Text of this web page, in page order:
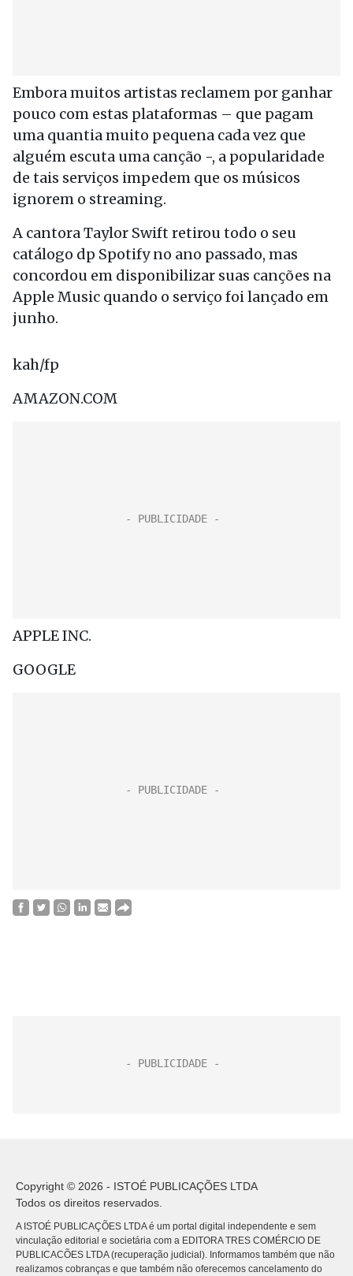
Embora muitos artistas reclamem por ganhar
pouco com estas plataformas – que pagam
uma quantia muito pequena cada vez que
alguém escuta uma canção -, a popularidade
de tais serviços impedem que os músicos
ignorem o streaming.
A cantora Taylor Swift retirou todo o seu
catálogo dp Spotify no ano passado, mas
concordou em disponibilizar suas canções na
Apple Music quando o serviço foi lançado em
junho.
kah/fp
AMAZON.COM
APPLE INC.
GOOGLE
Copyright © 2026 - ISTOÉ PUBLICAÇÕES LTDA
Todos os direitos reservados.
A ISTOÉ PUBLICAÇÕES LTDA é um portal digital independente e sem
vinculação editorial e societária com a EDITORA TRES COMÉRCIO DE
PUBLICACÕES LTDA (recuperação judicial). Informamos também que não
realizamos cobranças e que também não oferecemos cancelamento do